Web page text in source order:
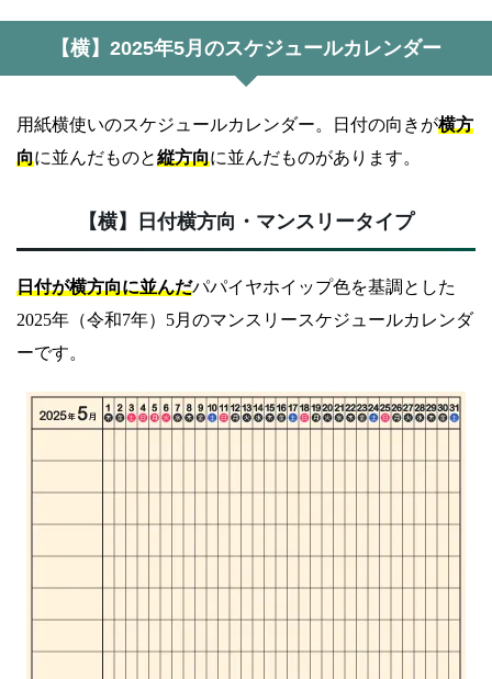
【横】2025年5月のスケジュールカレンダー
用紙横使いのスケジュールカレンダー。日付の向きが横方
向に並んだものと縦方向に並んだものがあります。
【横】日付横方向・マンスリータイプ
日付が横方向に並んだパパイヤホイップ色を基調とした
2025年（令和7年）5月のマンスリースケジュールカレンダ
ーです。